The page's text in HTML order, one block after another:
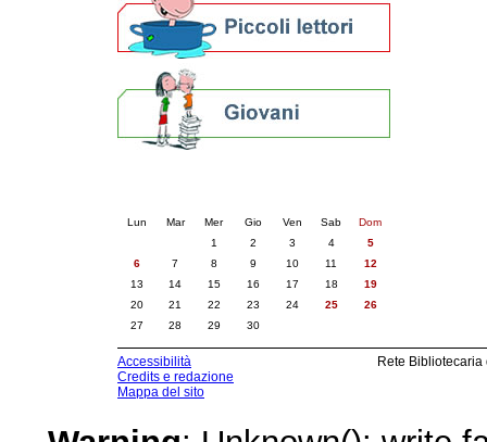
Lun Mar Mer Gio Ven Sab
Dom
1
2 3 4
5
6
7 8 9 10 11
12
13
14 15 16 17 18
19
20
21 22 23 24 25
26
27
28 29 30
Accessibilità
Credits e redazione
Mappa del sito
Rete